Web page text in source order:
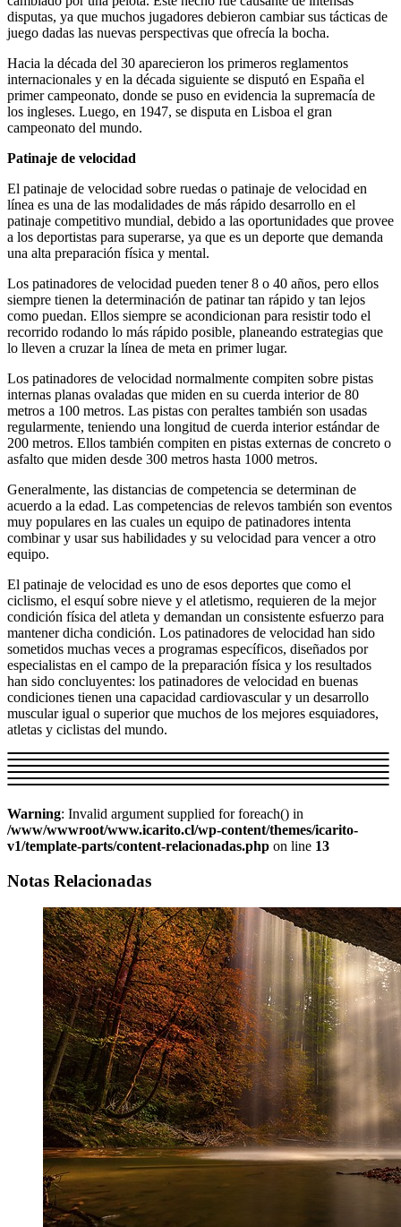
disputas, ya que muchos jugadores debieron cambiar sus tácticas de
juego dadas las nuevas perspectivas que ofrecía la bocha.
Hacia la década del 30 aparecieron los primeros reglamentos
internacionales y en la década siguiente se disputó en España el
primer campeonato, donde se puso en evidencia la supremacía de
los ingleses. Luego, en 1947, se disputa en Lisboa el gran
campeonato del mundo.
Patinaje de velocidad
El patinaje de velocidad sobre ruedas o patinaje de velocidad en
línea es una de las modalidades de más rápido desarrollo en el
patinaje competitivo mundial, debido a las oportunidades que provee
a los deportistas para superarse, ya que es un deporte que demanda
una alta preparación física y mental.
Los patinadores de velocidad pueden tener 8 o 40 años, pero ellos
siempre tienen la determinación de patinar tan rápido y tan lejos
como puedan. Ellos siempre se acondicionan para resistir todo el
recorrido rodando lo más rápido posible, planeando estrategias que
lo lleven a cruzar la línea de meta en primer lugar.
Los patinadores de velocidad normalmente compiten sobre pistas
internas planas ovaladas que miden en su cuerda interior de 80
metros a 100 metros. Las pistas con peraltes también son usadas
regularmente, teniendo una longitud de cuerda interior estándar de
200 metros. Ellos también compiten en pistas externas de concreto o
asfalto que miden desde 300 metros hasta 1000 metros.
Generalmente, las distancias de competencia se determinan de
acuerdo a la edad. Las competencias de relevos también son eventos
muy populares en las cuales un equipo de patinadores intenta
combinar y usar sus habilidades y su velocidad para vencer a otro
equipo.
El patinaje de velocidad es uno de esos deportes que como el
ciclismo, el esquí sobre nieve y el atletismo, requieren de la mejor
condición física del atleta y demandan un consistente esfuerzo para
mantener dicha condición. Los patinadores de velocidad han sido
sometidos muchas veces a programas específicos, diseñados por
especialistas en el campo de la preparación física y los resultados
han sido concluyentes: los patinadores de velocidad en buenas
condiciones tienen una capacidad cardiovascular y un desarrollo
muscular igual o superior que muchos de los mejores esquiadores,
atletas y ciclistas del mundo.
Warning: Invalid argument supplied for foreach() in
/www/wwwroot/www.icarito.cl/wp-content/themes/icarito-
v1/template-parts/content-relacionadas.php on line 13
Notas Relacionadas